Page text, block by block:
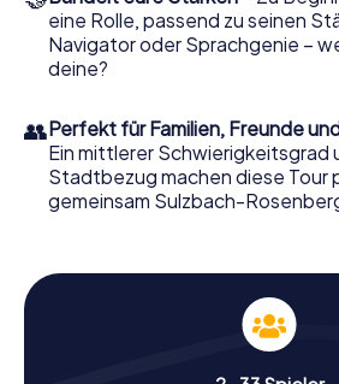
Stadt wie nie zuvor erleben.
Egloffsteiner Palais einst ein
Adelige war? Oder dass das
weitere spannende Geschichten
Tour.
spannende Anekdoten
beispielsweise rund
eine Rolle, passend zu seinen
Navigator oder Sprachgenie –
deine?
👥Perfekt für Familien, Freunde
Ein mittlerer Schwierigkeitsgrad
Stadtbezug machen diese Tour
gemeinsam Sulzbach-